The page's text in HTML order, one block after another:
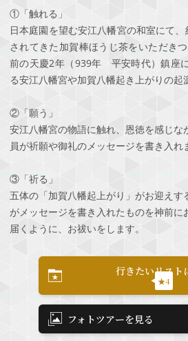
①「触れる」
日本庭園を望む安江八幡宮の和室にて
されてきた加賀棒ほうじ茶をいただき
前の天慶2年（939年 平安時代）鎮座
る安江八幡宮や加賀八幡起き上がりの起
②「願う」
安江八幡宮の物語に触れ、恩徳を感じな
員が祈願や御礼のメッセージを書き入れ
③「祈る」
五体の「加賀八幡起上がり」がお迎え
がメッセージを書き入れたものを神前に
届くように、お祓いをします。
行きたいリスト
★4
フォトツアーを見る